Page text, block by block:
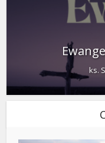
ks.